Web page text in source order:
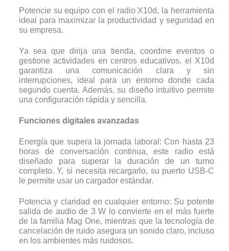
Potencie su equipo con el radio X10d, la herramienta
ideal para maximizar la productividad y seguridad en
su empresa.
Ya sea que dirija una tienda, coordine eventos o
gestione actividades en centros educativos, el X10d
garantiza una comunicación clara y sin
interrupciones, ideal para un entorno donde cada
segundo cuenta. Además, su diseño intuitivo permite
una configuración rápida y sencilla.
Funciones digitales avanzadas
Energía que supera la jornada laboral: Con hasta 23
horas de conversación continua, este radio está
diseñado para superar la duración de un turno
completo. Y, si necesita recargarlo, su puerto USB-C
le permite usar un cargador estándar.
Potencia y claridad en cualquier entorno: Su potente
salida de audio de 3 W lo convierte en el más fuerte
de la familia Mag One, mientras que la tecnología de
cancelación de ruido asegura un sonido claro, incluso
en los ambientes más ruidosos.